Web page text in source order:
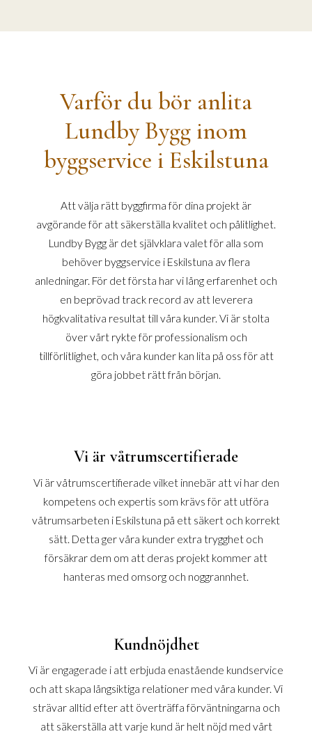
Varför du bör anlita
Lundby Bygg inom
byggservice i Eskilstuna
Att välja rätt byggfirma för dina projekt är
avgörande för att säkerställa kvalitet och pålitlighet.
Lundby Bygg är det självklara valet för alla som
behöver byggservice i Eskilstuna av flera
anledningar. För det första har vi lång erfarenhet och
en beprövad track record av att leverera
högkvalitativa resultat till våra kunder. Vi är stolta
över vårt rykte för professionalism och
tillförlitlighet, och våra kunder kan lita på oss för att
göra jobbet rätt från början.
Vi är våtrumscertifierade
Vi är våtrumscertifierade vilket innebär att vi har den
kompetens och expertis som krävs för att utföra
våtrumsarbeten i Eskilstuna på ett säkert och korrekt
sätt. Detta ger våra kunder extra trygghet och
försäkrar dem om att deras projekt kommer att
hanteras med omsorg och noggrannhet.
Kundnöjdhet
Vi är engagerade i att erbjuda enastående kundservice
och att skapa långsiktiga relationer med våra kunder. Vi
strävar alltid efter att överträffa förväntningarna och
att säkerställa att varje kund är helt nöjd med vårt